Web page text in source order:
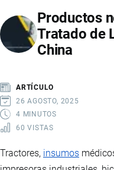
ECUADOR:
MERCADOS
DEL
SECTOR
FLORÍCOLA
Productos
Tratado de
China
ARTÍCULO
26 AGOSTO, 2025
4 MINUTOS
60 VISTAS
Tractores, insumos